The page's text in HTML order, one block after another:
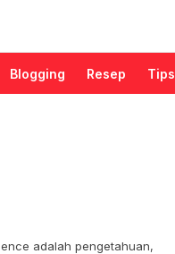
Blogging Resep Tips
adalah pengetahuan,